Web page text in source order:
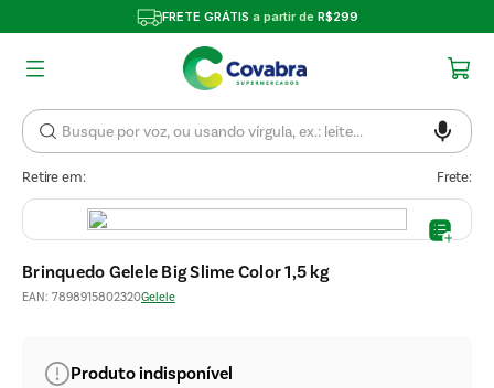
FRETE GRÁTIS a partir de R$299
Retire em: Frete:
Brinquedo Gelele Big Slime Color 1,5 kg
EAN: 7898915802320Gelele